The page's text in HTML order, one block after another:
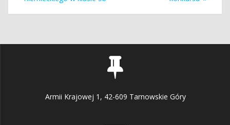
Armii Krajowej 1, 42-609 Tarnowskie Góry